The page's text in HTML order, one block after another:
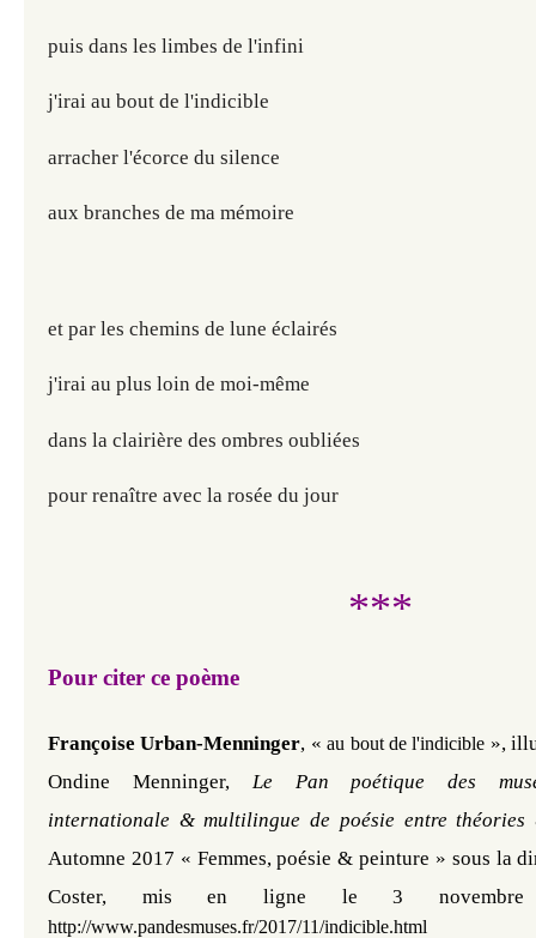
puis dans les limbes de l'infini
j'irai au bout de l'indicible
arracher l'écorce du silence
aux branches de ma mémoire
et par les chemins de lune éclairés
j'irai au plus loin de moi-même
dans la clairière des ombres oubliées
pour renaître avec la rosée du jour
***
Pour citer ce poème
Françoise Urban-Menninger, « au bout de l'indicible »,
Ondine Menninger, Le Pan poétique des
internationale & multilingue de poésie entre théories
Automne 2017 « Femmes, poésie & peinture » sous la
Coster, mis en ligne le 3
http://www.pandesmuses.fr/2017/11/indicible.html